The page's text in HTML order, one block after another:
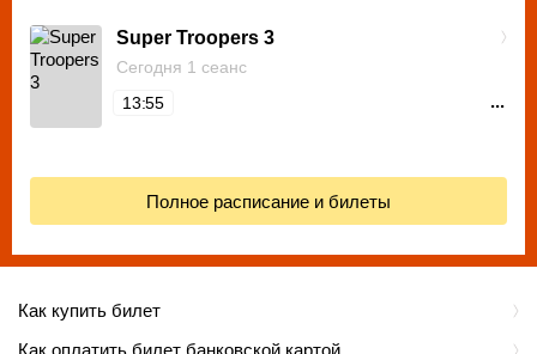
Как купить билет
Как оплатить билет банковской картой
Super Troopers 3
Сегодня 1 сеанс
13:55
...
Полное расписание и билеты